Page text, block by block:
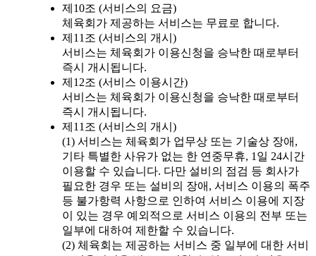
제10조 (서비스의 요금)
체육회가 제공하는 서비스는 무료로 합니다.
제11조 (서비스의 개시)
서비스는 체육회가 이용신청을 승낙한 때로부터
즉시 개시됩니다.
제12조 (서비스 이용시간)
서비스는 체육회가 이용신청을 승낙한 때로부터
즉시 개시됩니다.
제11조 (서비스의 개시)
(1) 서비스는 체육회가 업무상 또는 기술상 장애,
기타 특별한 사유가 없는 한 연중무휴, 1일 24시간
이용할 수 있습니다. 다만 설비의 점검 등 회사가
필요한 경우 또는 설비의 장애, 서비스 이용의 폭주
등 불가항력 사항으로 인하여 서비스 이용에 지장
이 있는 경우 예외적으로 서비스 이용의 전부 또는
일부에 대하여 제한할 수 있습니다.
(2) 체육회는 제공하는 서비스 중 일부에 대한 서비